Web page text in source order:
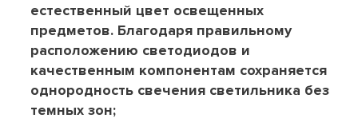
естественный цвет освещенных
предметов. Благодаря правильному
расположению светодиодов и
качественным компонентам сохраняется
однородность свечения светильника без
темных зон;